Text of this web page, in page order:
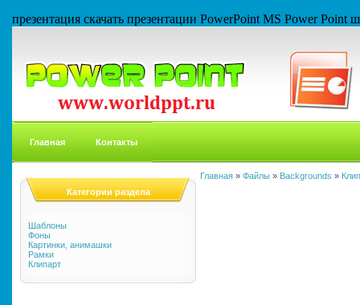
презентация скачать презентации PowerPoint MS Power
Главная Контакты
Категории раздела
Шаблоны
Фоны
Картинки, анимашки
Рамки
Клипарт
Главная » Файлы » Backgrounds »